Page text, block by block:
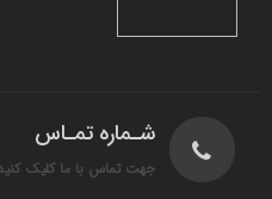
شـماره تمـاس
جهت تماس با ما کلیک